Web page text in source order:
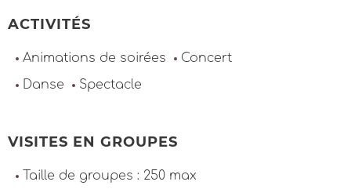
ACTIVITÉS
Animations de soirées
Concert
Danse
Spectacle
VISITES EN GROUPES
Taille de groupes : 250 max